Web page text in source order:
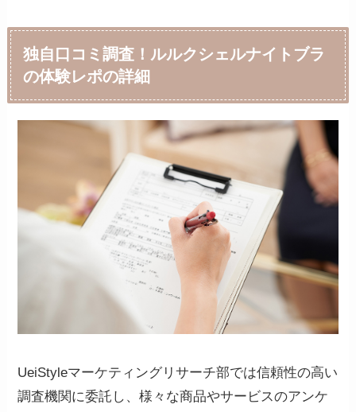
独自口コミ調査！ルルクシェルナイトブラ
の体験レポの詳細
UeiStyleマーケティングリサーチ部では信頼性の高い
調査機関に委託し、様々な商品やサービスのアンケ